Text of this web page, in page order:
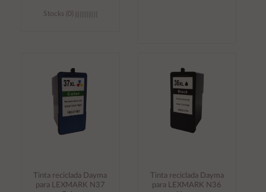
Stocks (0)
carrito
carrito
Tinta reciclada Dayma
para LEXMARK N37
Tinta reciclada Dayma
para LEXMARK N36